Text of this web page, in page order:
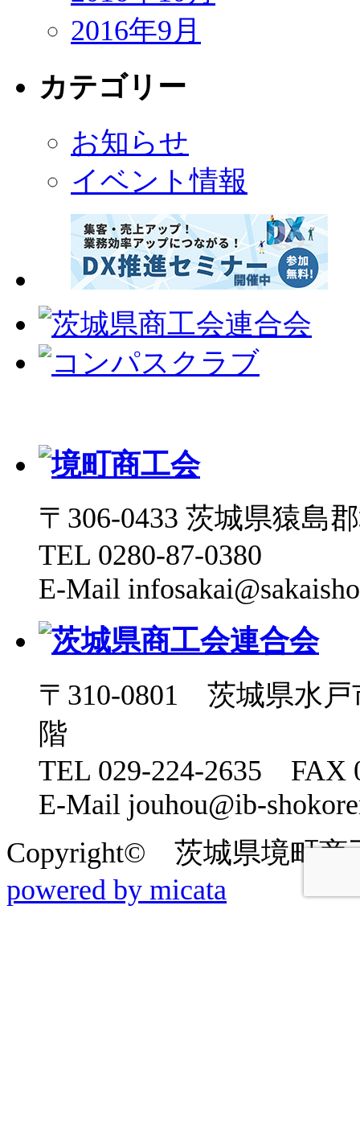
2016年9月
カテゴリー
お知らせ
イベント情報
〒306-0433 茨城県猿島
TEL 0280-87-0380
E-Mail
〒310-0801 茨城県水
階
TEL 029-224-2635 FAX
E-Mail jouhou@ib-
Copyright© 茨城県境町商
powered by micata